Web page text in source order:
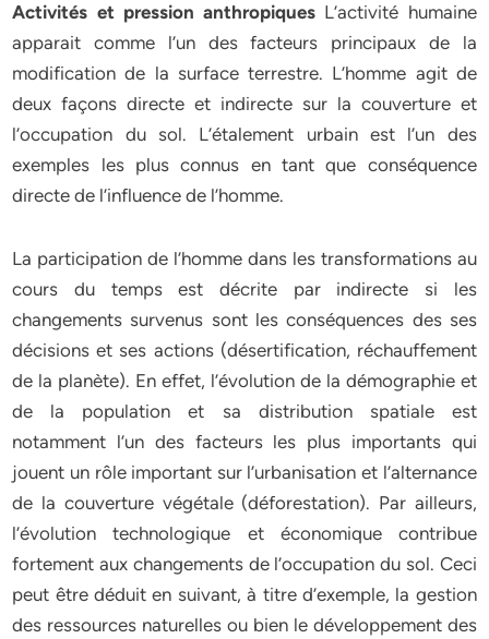
Activités et pression anthropiques L’activité humaine
apparait comme l’un des facteurs principaux de la
modification de la surface terrestre. L’homme agit de
deux façons directe et indirecte sur la couverture et
l’occupation du sol. L’étalement urbain est l’un des
exemples les plus connus en tant que conséquence
directe de l’influence de l’homme.
La participation de l’homme dans les transformations au
cours du temps est décrite par indirecte si les
changements survenus sont les conséquences des ses
décisions et ses actions (désertification, réchauffement
de la planète). En effet, l’évolution de la démographie et
de la population et sa distribution spatiale est
notamment l’un des facteurs les plus importants qui
jouent un rôle important sur l’urbanisation et l’alternance
de la couverture végétale (déforestation). Par ailleurs,
l’évolution technologique et économique contribue
fortement aux changements de l’occupation du sol. Ceci
peut être déduit en suivant, à titre d’exemple, la gestion
des ressources naturelles ou bien le développement des